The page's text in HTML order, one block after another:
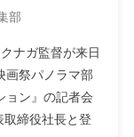
部
ナガ監督が来日
画祭パノラマ部
ョン』の記者会
取締役社長と登